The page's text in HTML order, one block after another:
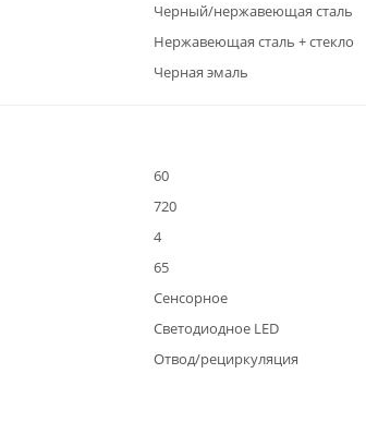
Черный/нержавеющая сталь
Нержавеющая сталь + стекло
Черная эмаль
60
720
4
65
Сенсорное
Светодиодное LED
Отвод/рециркуляция